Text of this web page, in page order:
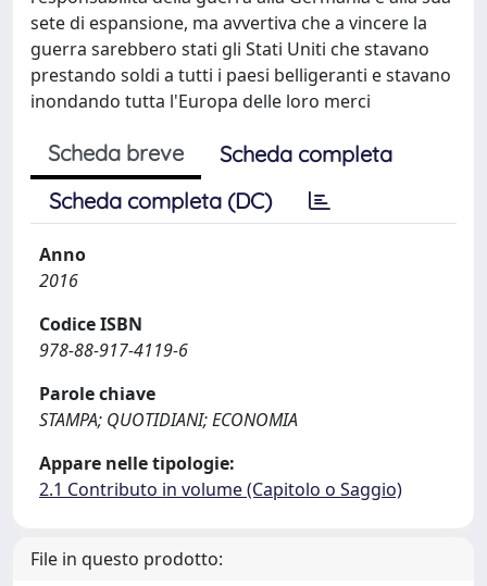
sete di espansione, ma avvertiva che a vincere la
guerra sarebbero stati gli Stati Uniti che stavano
prestando soldi a tutti i paesi belligeranti e stavano
inondando tutta l'Europa delle loro merci
Scheda breve
Scheda completa
Scheda completa (DC)
Anno
2016
Codice ISBN
978-88-917-4119-6
Parole chiave
STAMPA; QUOTIDIANI; ECONOMIA
Appare nelle tipologie:
2.1 Contributo in volume (Capitolo o Saggio)
File in questo prodotto: